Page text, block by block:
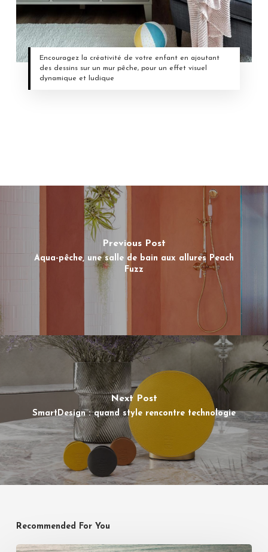
Encouragez la créativité de votre enfant en ajoutant
des dessins sur un mur pêche, pour un effet visuel
dynamique et ludique
Previous Post
Aqua-pêche, une salle de bain aux allures Peach
Fuzz
Next Post
SmartDesign : quand style rencontre technologie
Recommended For You